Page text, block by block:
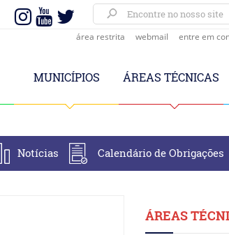
área restrita webmail entre em
MUNICÍPIOS ÁREAS TÉCNICAS
Notícias Calendário de Obrigações
ÁREAS